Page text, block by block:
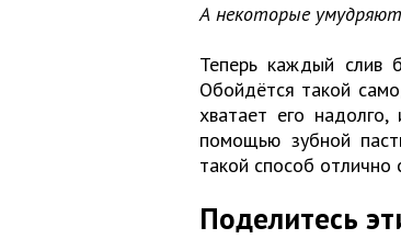
А некоторые
Теперь каждый слив
Обойдётся такой
хватает его
помощью зубной
такой способ отлично
Поделитесь